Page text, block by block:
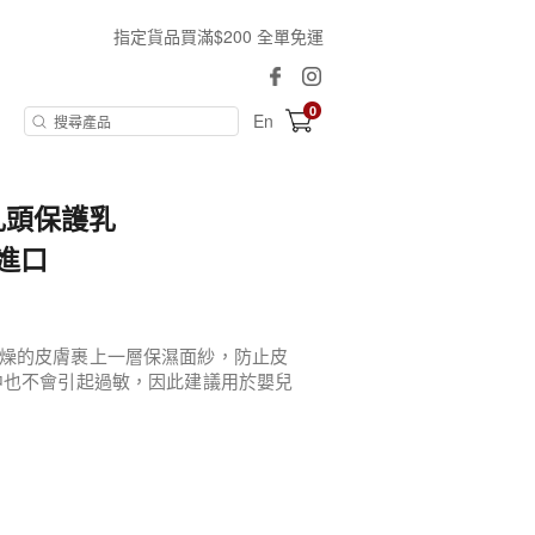
指定貨品買滿$200 全單免運
En 0
保護乳
口
的皮膚裹上一層保濕面紗，防止皮
不會引起過敏，因此建議用於嬰兒